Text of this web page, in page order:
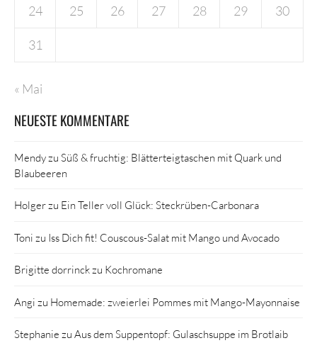
24 25 26 27 28 29 30
31
« Mai
NEUESTE KOMMENTARE
Mendyzu Süß & fruchtig: Blätterteigtaschen mit Quark und
Blaubeeren
Holgerzu Ein Teller voll Glück: Steckrüben-Carbonara
Toni zu Iss Dich fit! Couscous-Salat mit Mango und Avocado
Brigitte dorrinckzu Kochromane
Angi zu Homemade: zweierlei Pommes mit Mango-Mayonnaise
Stephanie zu Aus dem Suppentopf: Gulaschsuppe im Brotlaib